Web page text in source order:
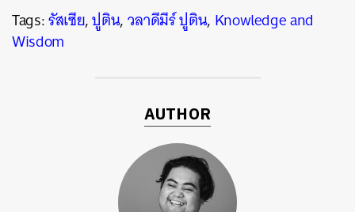
Tags:รัสเซีย,ปูติน,วลาดีมีร์ ปูติน, Knowledge and
Wisdom
AUTHOR